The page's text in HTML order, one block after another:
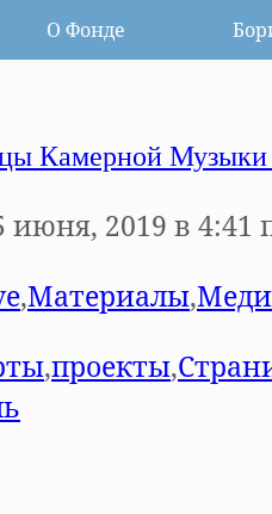
О Фонде
Камерной Музыки
июня, 2019 в 4:41
,Материалы,
,проекты,